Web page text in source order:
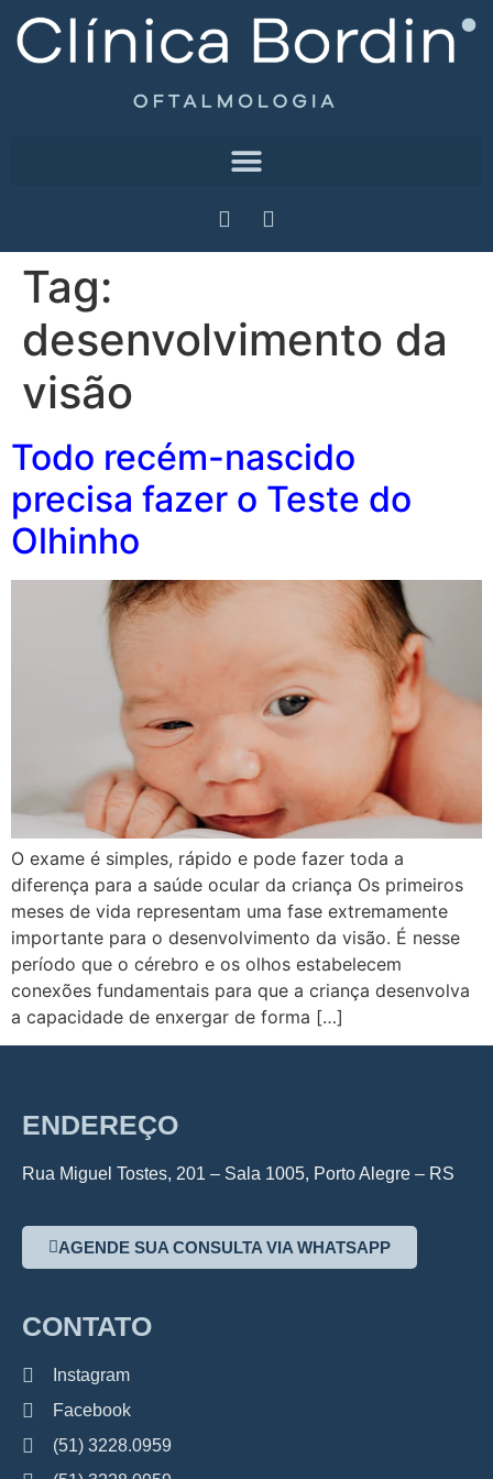
Tag:
desenvolvimento da
visão
Todo recém-nascido
precisa fazer o Teste do
Olhinho
O exame é simples, rápido e pode fazer toda a
diferença para a saúde ocular da criança Os primeiros
meses de vida representam uma fase extremamente
importante para o desenvolvimento da visão. É nesse
período que o cérebro e os olhos estabelecem
conexões fundamentais para que a criança desenvolva
a capacidade de enxergar de forma […]
ENDEREÇO
Rua Miguel Tostes, 201 – Sala 1005, Porto Alegre – RS
AGENDE SUA CONSULTA VIA WHATSAPP
CONTATO
Instagram
Facebook
(51) 3228.0959